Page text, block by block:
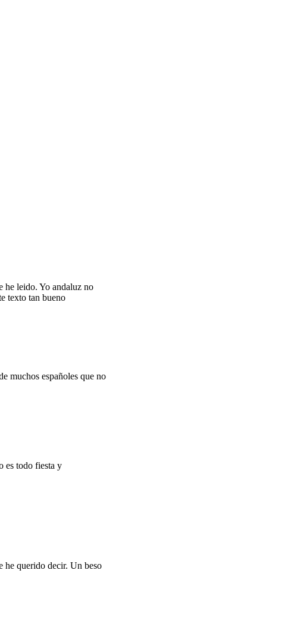
he leido. Yo andaluz no
texto tan bueno
muchos españoles que no
es todo fiesta y
he querido decir. Un beso